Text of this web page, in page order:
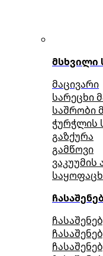
მსხვილი
მაცივარი
სარეცხი
საშრობი
ჭურჭლის
გაზქურა
გამწოვი
ვაკუუმის